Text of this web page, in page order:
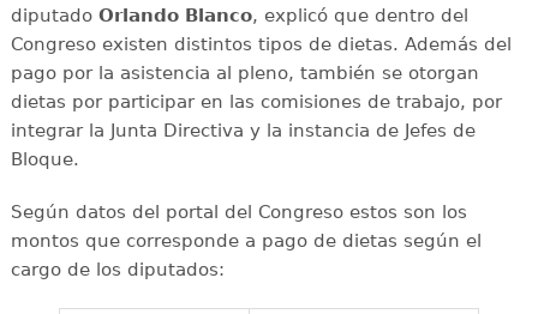
diputado Orlando Blanco, explicó que dentro del
Congreso existen distintos tipos de dietas. Además del
pago por la asistencia al pleno, también se otorgan
dietas por participar en las comisiones de trabajo, por
integrar la Junta Directiva y la instancia de Jefes de
Bloque.
Según datos del portal del Congreso estos son los
montos que corresponde a pago de dietas según el
cargo de los diputados: